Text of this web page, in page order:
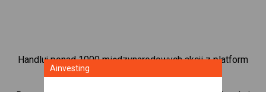
Handluj ponad 1000 międzynarodowych akcji z platform
handlową CFD od Ainvesting.
Ainvesting